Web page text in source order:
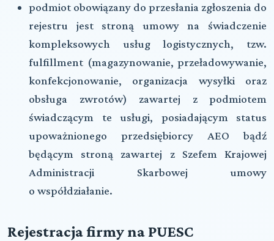
podmiot obowiązany do przesłania zgłoszenia do
rejestru jest stroną umowy na świadczenie
kompleksowych usług logistycznych, tzw.
fulfillment (magazynowanie, przeładowywanie,
konfekcjonowanie, organizacja wysyłki oraz
obsługa zwrotów) zawartej z podmiotem
świadczącym te usługi, posiadającym status
upoważnionego przedsiębiorcy AEO bądź
będącym stroną zawartej z Szefem Krajowej
Administracji Skarbowej umowy
o współdziałanie.
Rejestracja firmy na PUESC